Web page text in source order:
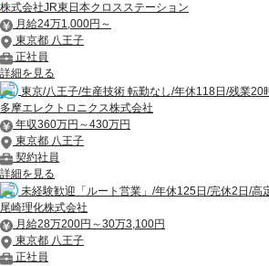
株式会社JR東日本クロスステーション
月給24万1,000円～
東京都 八王子
正社員
詳細を見る
東京/八王子/生産技術 転勤なし/年休118日/残業20
多摩エレクトロニクス株式会社
年収360万円～430万円
東京都 八王子
契約社員
詳細を見る
未経験歓迎「ルート営業」/年休125日/完休2日/高
尾崎理化株式会社
月給28万200円～30万3,100円
東京都 八王子
正社員